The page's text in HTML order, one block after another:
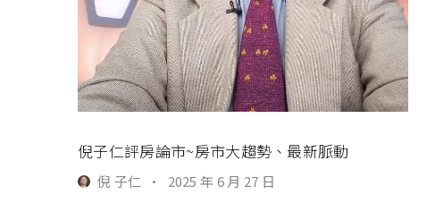
倪子仁評房論市~房市大趨勢、最新脈動
倪 子仁 ·
2025 年 6 月 27 日